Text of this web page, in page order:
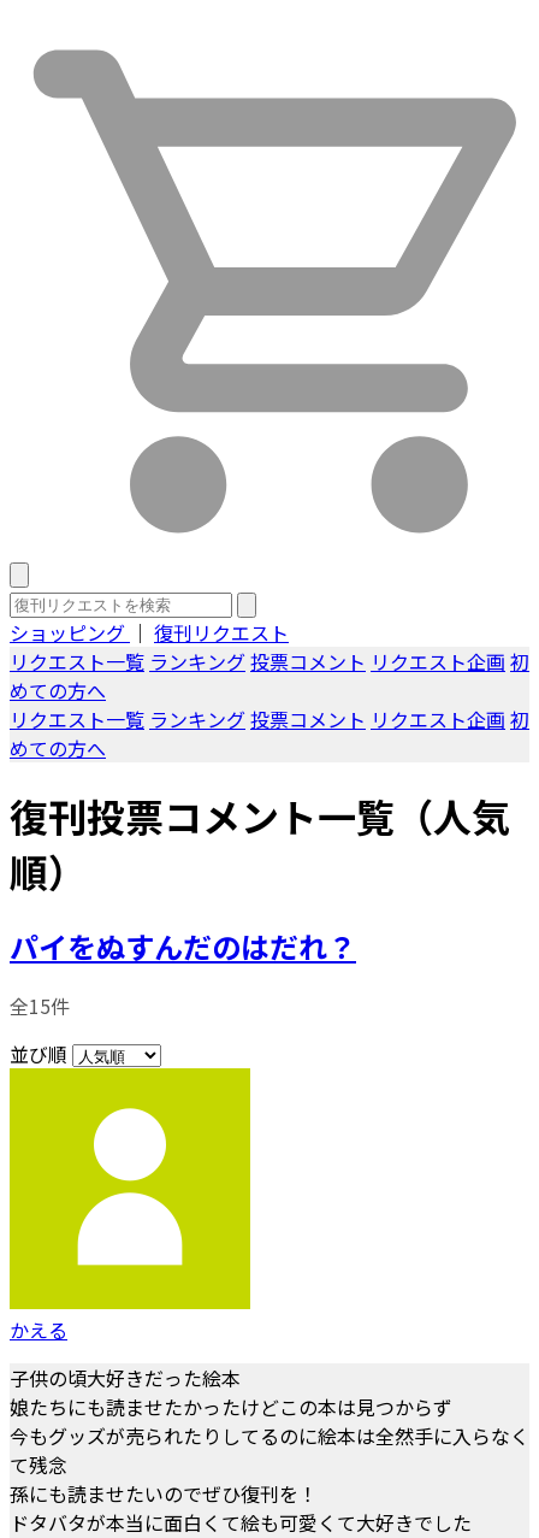
ショッピング ｜ 復刊リクエスト
リクエスト一覧 ランキング投票コメント リクエスト企画 初
めての方へ
リクエスト一覧 ランキング投票コメント リクエスト企画 初
めての方へ
復刊投票コメント一覧（人気
順）
パイをぬすんだのはだれ？
全15件
並び順
かえる
子供の頃大好きだった絵本
娘たちにも読ませたかったけどこの本は見つからず
今もグッズが売られたりしてるのに絵本は全然手に入らなく
て残念
孫にも読ませたいのでぜひ復刊を！
ドタバタが本当に面白くて絵も可愛くて大好きでした